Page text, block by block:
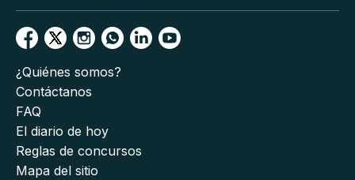
¿Quiénes somos?
Contáctanos
FAQ
El diario de hoy
Reglas de concursos
Mapa del sitio